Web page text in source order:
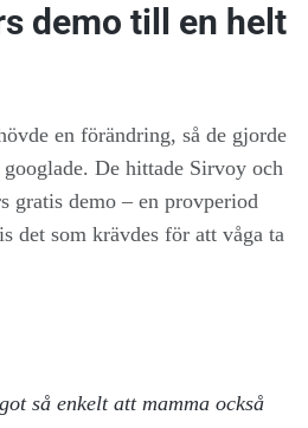
demo till en helt
en förändring, så de gjorde
googlade. De hittade Sirvoy och
gratis demo – en provperiod
det som krävdes för att våga ta
så enkelt att mamma också